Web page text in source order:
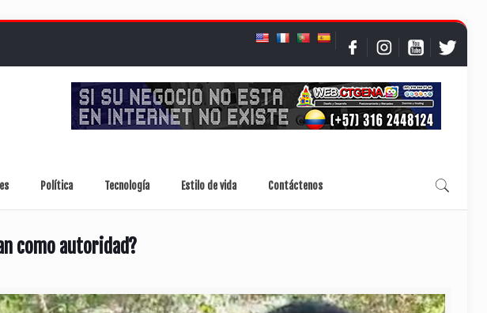
Política Tecnología Estilo de vida Contáctenos
como autoridad?